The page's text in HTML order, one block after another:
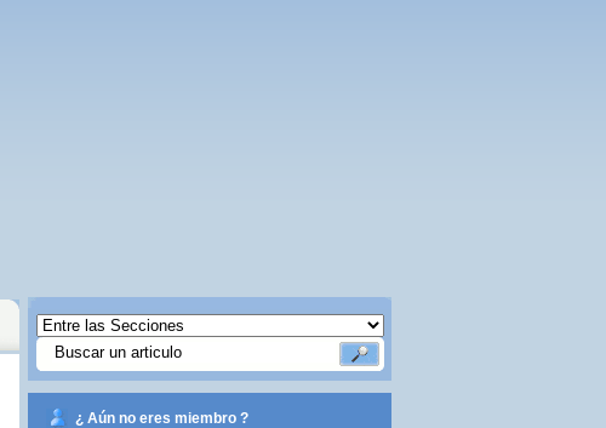
¿ Aún no eres miembro ?